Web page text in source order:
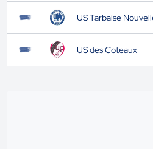
US Tarbaise
US des Coteaux